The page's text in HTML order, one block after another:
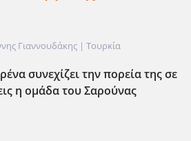
Γιαννουδάκης | Τουρκία
συνεχίζει την πορεία της σε
η ομάδα του Σαρούνας